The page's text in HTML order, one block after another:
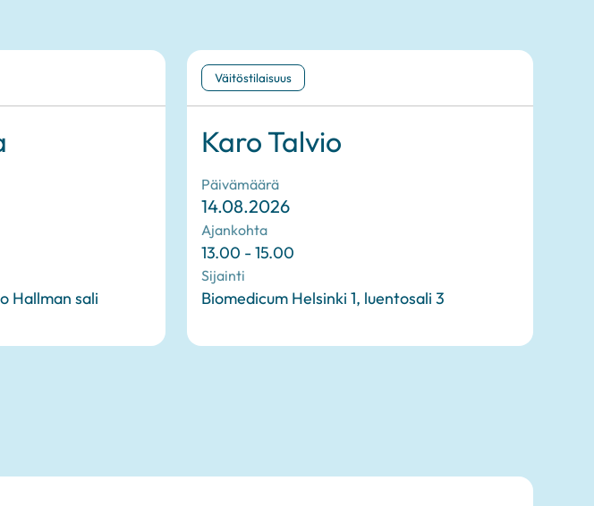
Hallman sali
Väitöstilaisuus
Karo Talvio
Päivämäärä
14.08.2026
Ajankohta
13.00 - 15.00
Sijainti
Biomedicum Helsinki 1, luentosali 3